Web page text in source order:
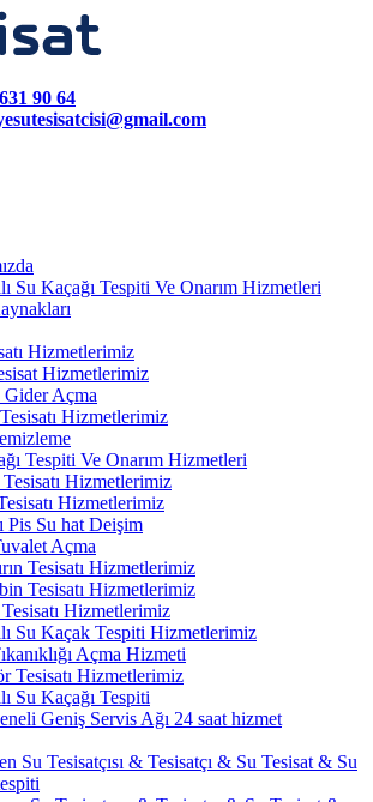
90 64
Su Kaçağı Tespiti Ve Onarım Hizmetleri
Hizmetlerimiz
Hizmetlerimiz
Gider Açma
Hizmetlerimiz
Tespiti Ve Onarım Hizmetleri
Hizmetlerimiz
Hizmetlerimiz
Pis Su hat Deişim
Açma
Tesisatı Hizmetlerimiz
Tesisatı Hizmetlerimiz
Hizmetlerimiz
Su Kaçak Tespiti Hizmetlerimiz
Açma Hizmeti
Tesisatı Hizmetlerimiz
Su Kaçağı Tespiti
Geniş Servis Ağı 24 saat hizmet
Su Tesisatçısı & Tesisatçı & Su Tesisat & Su